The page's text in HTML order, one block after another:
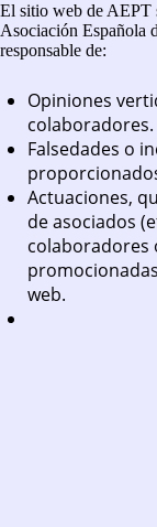
El sitio web de AEPT
Asociación Española
responsable de:
Opiniones
colaboradores.
Falsedades o
Actuaciones,
de asociados
colaboradores
web.